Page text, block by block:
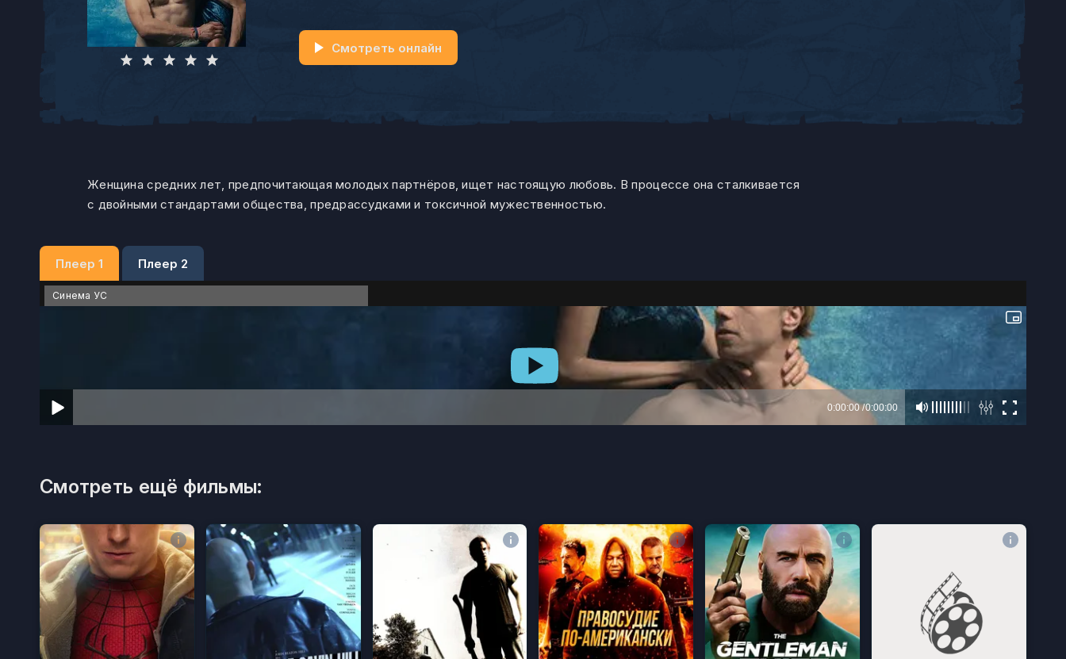
Смотреть онлайн
Женщина средних лет, предпочитающая молодых партнёров, ищет настоящую любовь. В процессе она сталкивается
с двойными стандартами общества, предрассудками и токсичной мужественностью.
Плеер 1 Плеер 2
Синема УС
Смотреть ещё фильмы: